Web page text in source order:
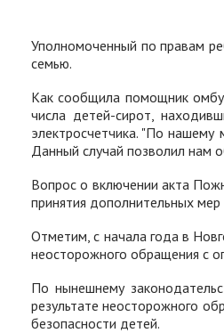
Уполномоченный по правам
семью.
Как сообщила помощник
числа детей-сирот,
электросчетчика. "По
Данный случай позволил нам
Вопрос о включении акта
принятия дополнительных
Отметим, с начала года в
неосторожного обращения с
По нынешнему
результате неосторожного
безопасности детей.